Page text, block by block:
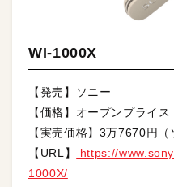
WI-1000X
【発売】ソニー
【価格】オープンプライス
【実売価格】3万7670円（
【URL】
https://
1000X/